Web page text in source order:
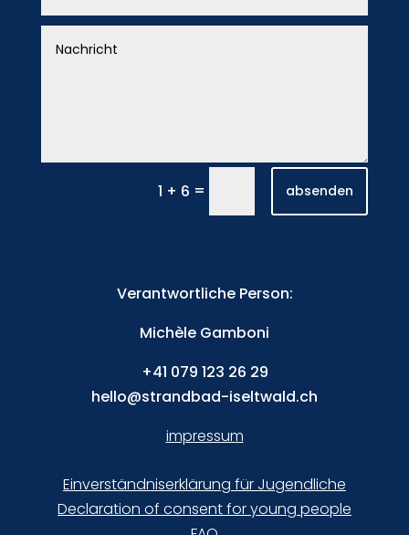
1 + 6 = absenden
Verantwortliche Person:
Michèle Gamboni
+41 079 123 26 29
hello@strandbad-iseltwald.ch
impressum
Einverständniserklärung für Jugendliche
Declaration of consent for young people